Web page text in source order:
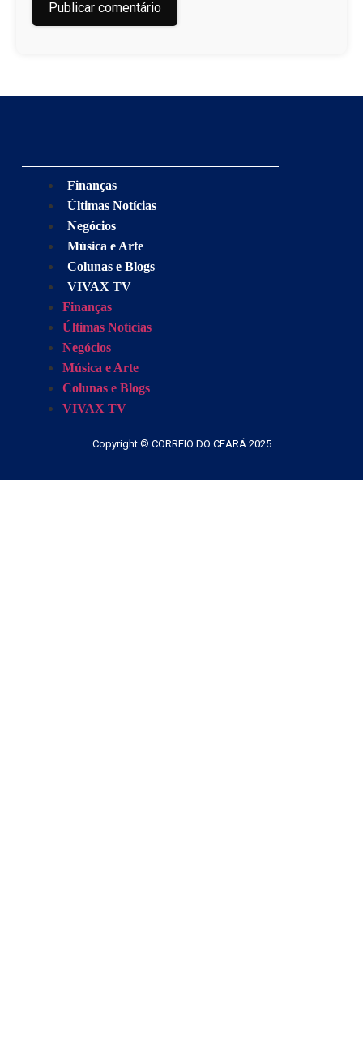
Finanças
Últimas Notícias
Negócios
Música e Arte
Colunas e Blogs
VIVAX TV
Finanças
Últimas Notícias
Negócios
Música e Arte
Colunas e Blogs
VIVAX TV
Copyright © CORREIO DO CEARÁ 2025